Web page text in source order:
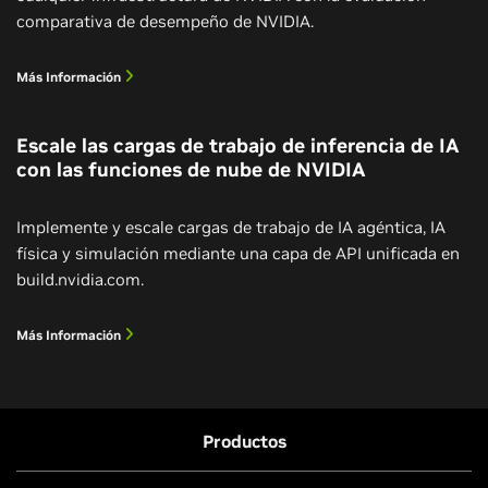
comparativa de desempeño de NVIDIA.
Más Información
Escale las cargas de trabajo de inferencia de IA
con las funciones de nube de NVIDIA
Implemente y escale cargas de trabajo de IA agéntica, IA
física y simulación mediante una capa de API unificada en
build.nvidia.com.
Más Información
Productos